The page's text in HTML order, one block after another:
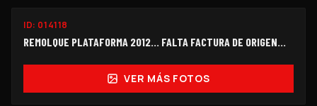
ID: 014118
REMOLQUE PLATAFORMA 2012... FALTA FACTURA DE ORIGEN...
VER MÁS FOTOS